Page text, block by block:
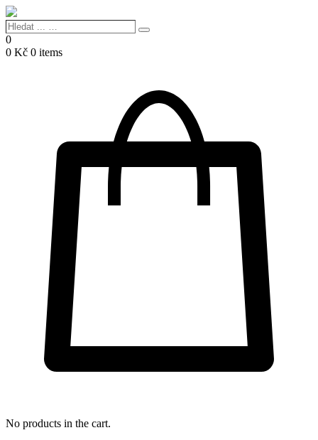
Hledat
...
…
Search
0
0 Kč 0 items
No products in the cart.